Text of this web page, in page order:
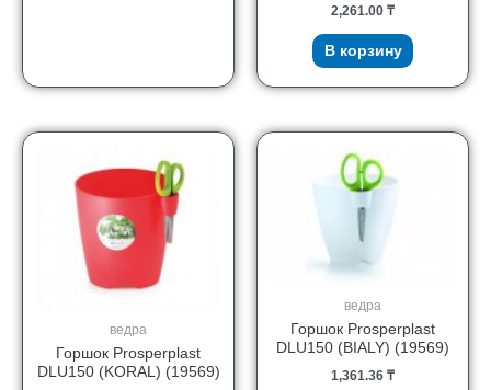
2,261.00 ₸
В корзину
ведра
Горшок Prosperplast
DLU150 (KORAL) (19569)
ведра
Горшок Prosperplast
DLU150 (BIALY) (19569)
1,361.36 ₸